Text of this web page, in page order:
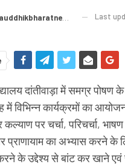
Last
दांतीवाड़ा में समग्र
में विभिन्न कार्यक्रमों का
पर चर्चा, परिचर्चा,
का अभ्यास करने के लिए
के उद्देश्य से बांट कर खाने एवं